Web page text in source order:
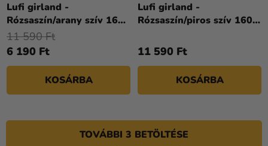
Lufi girland -
Rózsaszín/arany szív 160
cm
6 190 Ft
11 590 Ft
KOSÁRBA
Lufi girland -
Rózsaszín/piros szív 160
11 590 Ft
KOSÁRBA
TOVÁBBI 3 BETÖLTÉSE